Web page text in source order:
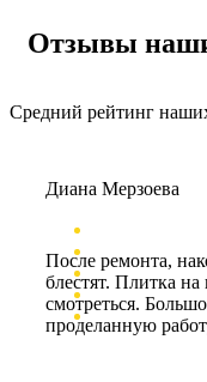
Отзывы
Средний рейтинг
После ремонта,
блестят. Плитка
смотреться.
проделанную
Диана Мерзоева